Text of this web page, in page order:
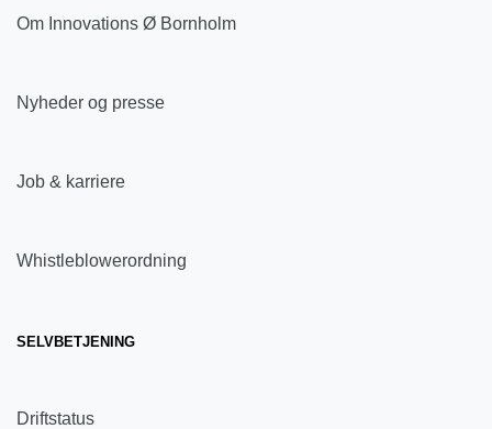
Om Innovations Ø Bornholm
Nyheder og presse
Job & karriere
Whistleblowerordning
SELVBETJENING
Driftstatus